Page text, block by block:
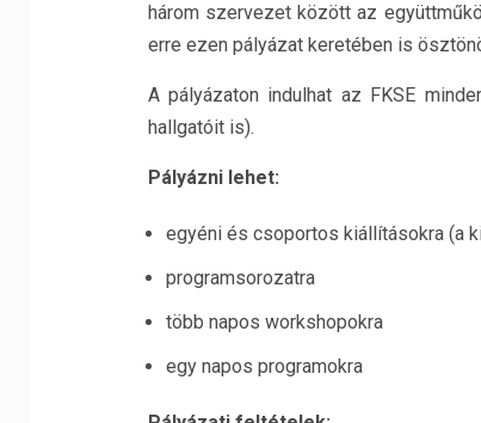
három szervezet között az
erre ezen pályázat keretében is
A pályázaton indulhat az FKSE
hallgatóit is).
Pályázni lehet:
egyéni és csoportos kiállításokra (a
programsorozatra
több napos workshopokra
egy napos programokra